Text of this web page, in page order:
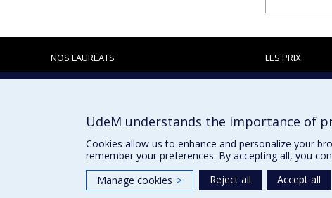
NOS LAURÉATS LES PRIX
UdeM understands the importance of
Cookies allow us to enhance and personalize your
remember your preferences. By accepting all, you
Manage cookies > Reject all Accept all